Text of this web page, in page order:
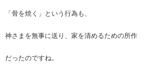
「骨を焼く」という行為も、
神さまを無事に送り、家を清めるための所作
だったのですね。